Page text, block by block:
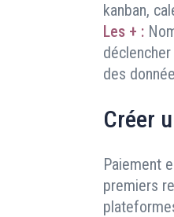
kanban,
Les + :
des
Créer
Paiement
premiers